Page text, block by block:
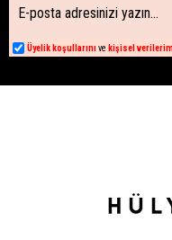
Üyelik koşullarını ve kişisel